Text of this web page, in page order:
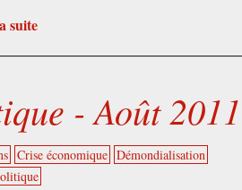
suite
- Août 2011
Crise économique Démondialisation